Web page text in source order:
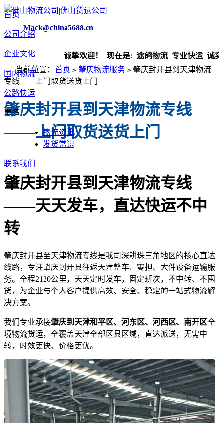
Mack@china5688.cn
诚挚欢迎！ 现在是:途鸽物流 专业快运 诚实
首页
公司介绍
企业文化
国内物流
公路快运
更多
物流资讯
发货常识
联系我们
当前位置： 首页 > 肇庆物流服务 > 肇庆封开县到天津物流
专线——上门取货送货上门
肇庆封开县到天津物流专线
——上门取货送货上门
肇庆封开县到天津物流专线
——天天发车，直达快运不中
转
肇庆封开县至天津物流专线是我司深耕珠三角地区的核心直达
线路，专注肇庆封开县往返天津整车、零担、大件设备运输服
务。全程2120公里，天天定时发车，固定班次，不中转、不囤
货，为企业与个人客户提供高效、安全、稳定的一站式物流解
决方案。
我们专业承接肇庆到天津和平区、河东区、河西区、南开区全
境物流货运，全覆盖天津全部区县区域，直达派送，无需中
转，时效更快、价格更优。